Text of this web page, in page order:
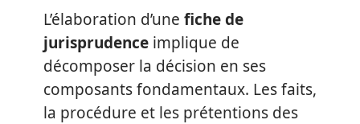
L’élaboration d’une fiche de
jurisprudence implique de
décomposer la décision en ses
composants fondamentaux. Les faits,
la procédure et les prétentions des